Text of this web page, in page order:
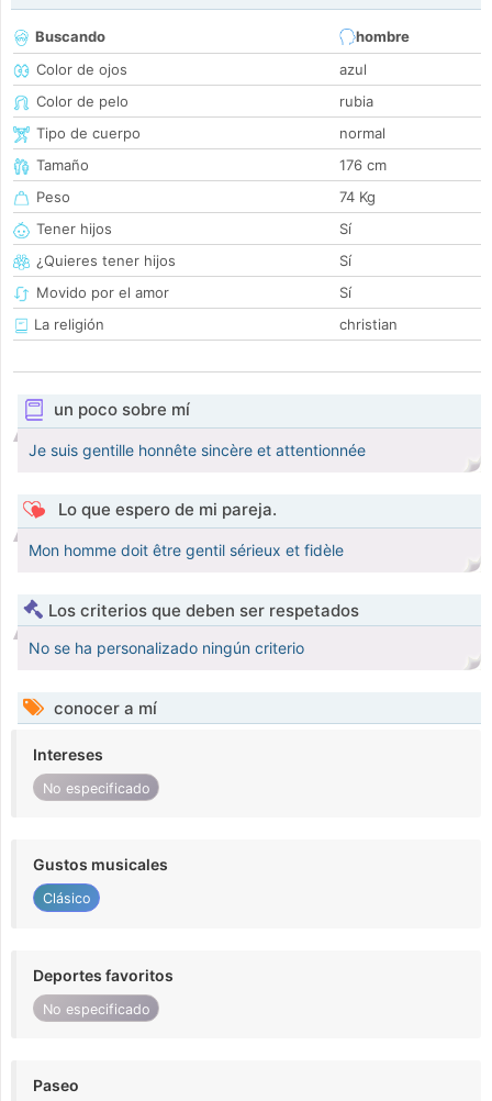
Buscando
hombre
Color de ojos
azul
Color de pelo
rubia
Tipo de cuerpo
normal
Tamaño
176 cm
Peso
74 Kg
Tener hijos
Sí
¿Quieres tener hijos
Sí
Movido por el amor
Sí
La religión
christian
un poco sobre mí
Je suis gentille honnête sincère et attentionnée
Lo que espero de mi pareja.
Mon homme doit être gentil sérieux et fidèle
Los criterios que deben ser respetados
No se ha personalizado ningún criterio
conocer a mí
Intereses
No especificado
Gustos musicales
Clásico
Deportes favoritos
No especificado
Paseo